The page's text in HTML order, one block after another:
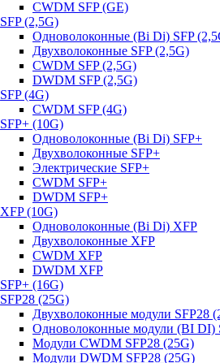
CWDM SFP (GE)
SFP (2,5G)
Одноволоконные (Bi Di) SFP
Двухволоконные SFP (2,5G)
CWDM SFP (2,5G)
DWDM SFP (2,5G)
SFP (4G)
CWDM SFP (4G)
SFP+ (10G)
Одноволоконные (Bi Di) SFP+
Двухволоконные SFP+
Электрические SFP+
CWDM SFP+
DWDM SFP+
XFP (10G)
Одноволоконные (Bi Di) XFP
Двухволоконные XFP
CWDM XFP
DWDM XFP
SFP+ (16G)
SFP28 (25G)
Двухволоконные модули SFP28
Одноволоконные модули (BI DI)
Модули CWDM SFP28 (25G)
Модули DWDM SFP28 (25G)